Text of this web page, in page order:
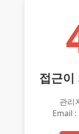
접근이
관리
Email